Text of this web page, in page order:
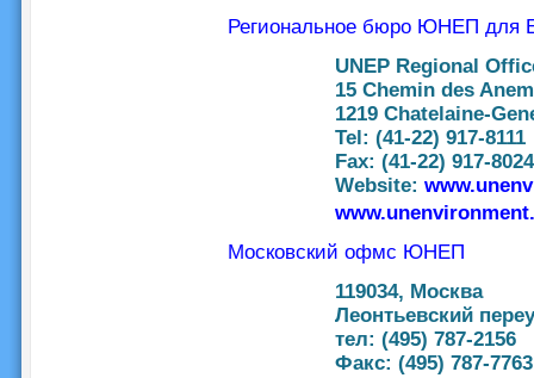
Региональное бюро ЮНЕП для
UNEP Regional
15 Chemin des
1219 Chatelaine-
Tel: (41-22) 917-8111
Fax: (41-22) 917-8024
Website:
Московский офмс ЮНЕП
119034, Москва
Леонтьевский
тел: (495) 787-2156
Факс: (495) 787-7763